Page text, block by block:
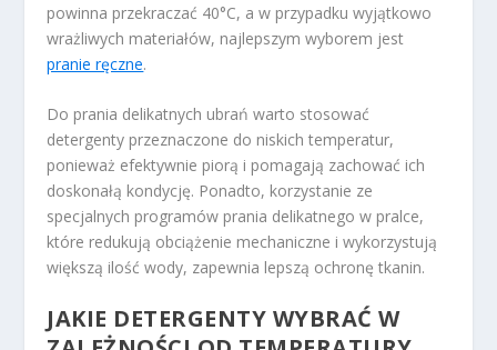
powinna przekraczać 40°C, a w przypadku wyjątkowo
wrażliwych materiałów, najlepszym wyborem jest
pranie ręczne.
Do prania delikatnych ubrań warto stosować
detergenty przeznaczone do niskich temperatur,
ponieważ efektywnie piorą i pomagają zachować ich
doskonałą kondycję. Ponadto, korzystanie ze
specjalnych programów prania delikatnego w pralce,
które redukują obciążenie mechaniczne i wykorzystują
większą ilość wody, zapewnia lepszą ochronę tkanin.
JAKIE DETERGENTY WYBRAĆ W